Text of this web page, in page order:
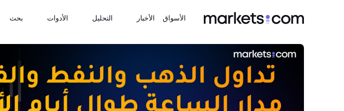
الأسواق الأخبار التحليل الأدوات بحث